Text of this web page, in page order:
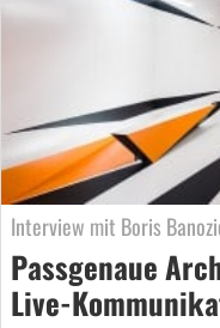
Interview mit Boris
Passgenaue
Live-